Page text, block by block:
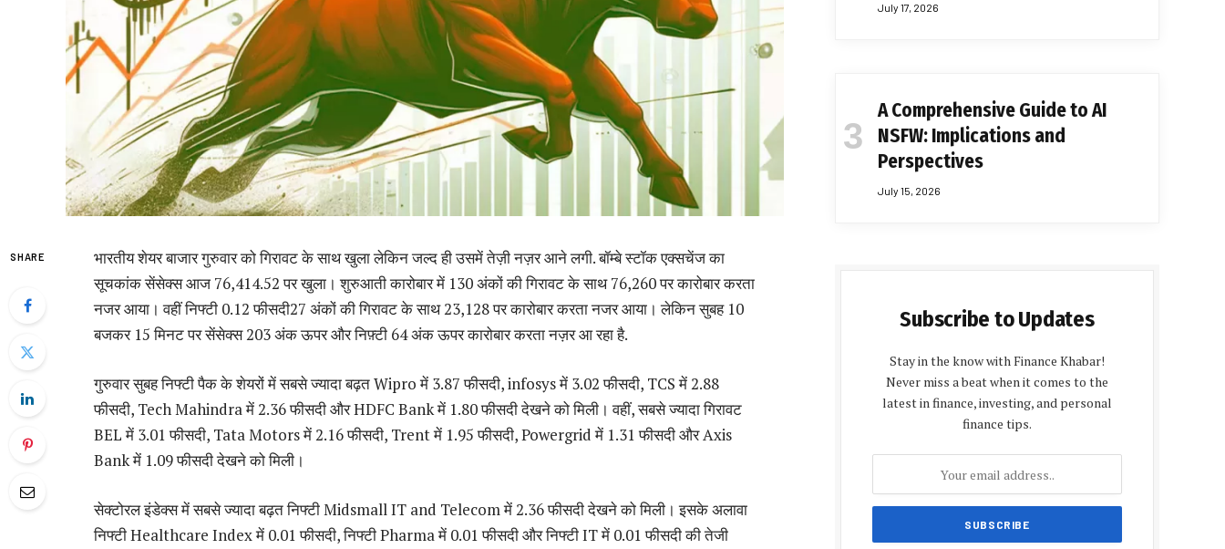
SHARE
भारतीय शेयर बाजार गुरुवार को गिरावट के साथ खुला लेकिन जल्द ही उसमें तेज़ी नज़र आने लगी. बॉम्बे स्टॉक एक्सचेंज का
सूचकांक सेंसेक्स आज 76,414.52 पर खुला। शुरुआती कारोबार में 130 अंकों की गिरावट के साथ 76,260 पर कारोबार करता
नजर आया। वहीं निफ्टी 0.12 फीसदी27 अंकों की गिरावट के साथ 23,128 पर कारोबार करता नजर आया। लेकिन सुबह 10
बजकर 15 मिनट पर सेंसेक्स 203 अंक ऊपर और निफ़्टी 64 अंक ऊपर कारोबार करता नज़र आ रहा है.
गुरुवार सुबह निफ्टी पैक के शेयरों में सबसे ज्यादा बढ़त Wipro में 3.87 फीसदी, infosys में 3.02 फीसदी, TCS में 2.88
फीसदी, Tech Mahindra में 2.36 फीसदी और HDFC Bank में 1.80 फीसदी देखने को मिली। वहीं, सबसे ज्यादा गिरावट
BEL में 3.01 फीसदी, Tata Motors में 2.16 फीसदी, Trent में 1.95 फीसदी, Powergrid में 1.31 फीसदी और Axis
Bank में 1.09 फीसदी देखने को मिली।
सेक्टोरल इंडेक्स में सबसे ज्यादा बढ़त निफ्टी Midsmall IT and Telecom में 2.36 फीसदी देखने को मिली। इसके अलावा
निफ्टी Healthcare Index में 0.01 फीसदी, निफ्टी Pharma में 0.01 फीसदी और निफ्टी IT में 0.01 फीसदी की तेजी
July 17, 2026
A Comprehensive Guide to AI
NSFW: Implications and
Perspectives
July 15, 2026
Subscribe to Updates
Stay in the know with Finance Khabar!
Never miss a beat when it comes to the
latest in finance, investing, and personal
finance tips.